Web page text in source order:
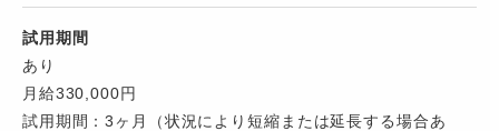
試用期間
あり
月給330,000円
試用期間：3ヶ月（状況により短縮または延長する場合あ